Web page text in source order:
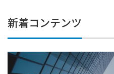
新着コンテンツ